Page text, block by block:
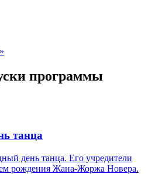
программы
танца
день танца. Его учредители
рождения Жана-Жоржа Новера.